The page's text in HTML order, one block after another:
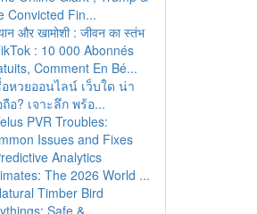
Convicted Fin...
और खामोशी : जीवन का स्तंभ
: 10 000 Abonnés
Comment En Bé...
หวยออนไลน์ เว็บใด น่า
ถือ? เจาะลึก พร้อ...
PVR Troubles:
Issues and Fixes
Analytics
The 2026 World ...
Timber Bird
Safe &